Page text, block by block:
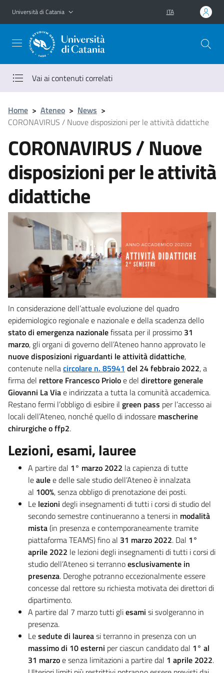
Vai al contenuto principale
Vai al menu di navigazione
Università di Catania ITA
Vai ai contenuti correlati
Home > Ateneo > News >
CORONAVIRUS / Nuove disposizioni per le attività didattiche
CORONAVIRUS / Nuove
disposizioni per le attività
didattiche
In considerazione dell’attuale evoluzione del quadro
epidemiologico regionale e nazionale e della scadenza dello
stato di emergenza nazionalefissata per il prossimo 31
marzo, gli organi di governo dell’Ateneo hanno approvato le
nuove disposizioni riguardanti le attività didattiche,
contenute nellacircolare n. 85941 del 24 febbraio 2022, a
firma del rettore Francesco Prioloe del direttore generale
Giovanni La Viae indirizzata a tutta la comunità accademica.
Restano fermi l’obbligo di esibire il green pass per l’accesso ai
locali dell’Ateneo, nonché quello di indossare mascherine
chirurgiche o ffp2.
Lezioni, esami, lauree
A partire dal 1° marzo 2022 la capienza di tutte
leaulee delle sale studio dell’Ateneo è innalzata
al 100%, senza obbligo di prenotazione dei posti.
Le lezioni degli insegnamenti di tutti i corsi di studio del
secondo semestre continueranno a tenersi in modalità
mista(in presenza e contemporaneamente tramite
piattaforma TEAMS) fino al 31 marzo 2022. Dal 1°
aprile 2022 le lezioni degli insegnamenti di tutti i corsi di
studio dell’Ateneo si terrannoesclusivamente in
presenza. Deroghe potranno eccezionalmente essere
concesse dal rettore su richiesta motivata dei direttori di
dipartimento.
A partire dal 7 marzo tutti gliesami si svolgeranno in
presenza.
Lesedute di laureasi terranno in presenza con un
massimo di 10 esterni per ciascun candidato dal 1° al
31 marzoe senza limitazioni a partire dal 1 aprile 2022.